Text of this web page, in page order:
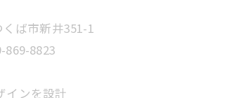
くば市新井351-1
869-8823
インを設計